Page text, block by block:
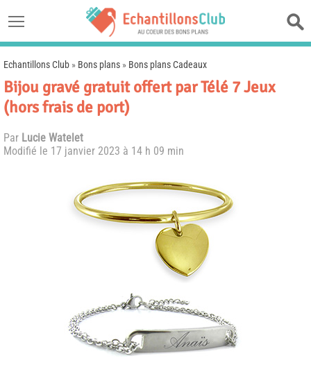
Echantillons Club » Bons plans » Bons plans Cadeaux
Bijou gravé gratuit offert par Télé 7 Jeux
(hors frais de port)
Par Lucie Watelet
Modifié le 17 janvier 2023 à 14 h 09 min